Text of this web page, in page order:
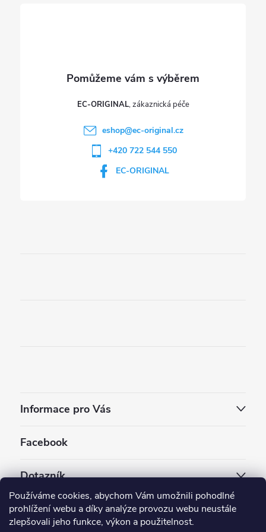
Používáme cookies, abychom Vám umožnili pohodlné
prohlížení webu a díky analýze provozu webu neustále
zlepšovali jeho funkce, výkon a použitelnost.
EC-ORIGINAL
eshop@ec-original.cz
+420 722 544 550
EC-ORIGINAL
Informace pro Vás
Facebook
Dotazník
Jaký styl vapování vám vyhovuje ?